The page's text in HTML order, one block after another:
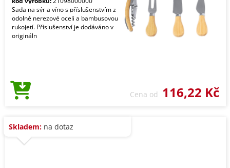
Sada na sýr a víno s příslušenstvím z
odolné nerezové oceli a bambusovou
rukojetí. Příslušenství je dodáváno v
origináln
Cena od 116,22 Kč
Skladem: na dotaz